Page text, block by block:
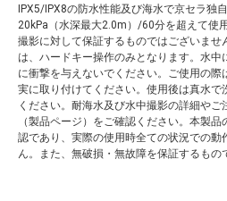
IPX5/IPX8の防水性能及び海水で京セラ独
20kPa（水深最大2.0m）/60分を超えて使
撮影に対して保証するものではございませ
は、ハードキー操作のみとなります。水中
に衝撃を与えないでください。ご使用の際
実に取り付けてください。使用後は真水で
ください。耐海水及び水中撮影の詳細や
（製品ページ）をご確認ください。本製
認であり、実際の使用時全ての状況での動
ん。また、無破損・無故障を保証するもの